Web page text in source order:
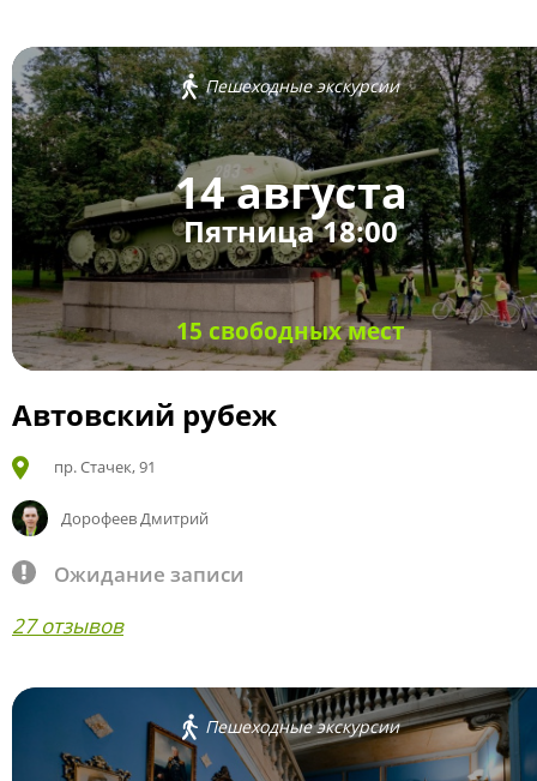
Пешеходные экскурсии
14 августа
Пятница 18:00
15 свободных мест
Автовский рубеж
пр. Стачек, 91
Дорофеев Дмитрий
Ожидание записи
27 отзывов
Пешеходные экскурсии